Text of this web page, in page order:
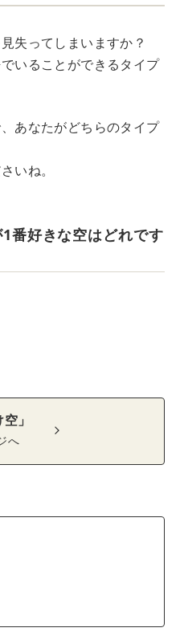
失ってしまいますか？
いることができるタイプ
あなたがどちらのタイプ
いね。
番好きな空はどれです
」
へ